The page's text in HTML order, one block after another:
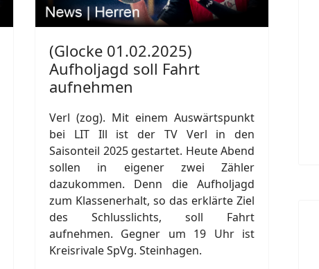
(Glocke 01.02.2025)
Aufholjagd soll Fahrt
aufnehmen
Verl (zog). Mit einem Auswärtspunkt
bei LIT Ill ist der TV Verl in den
Saisonteil 2025 gestartet. Heute Abend
sollen in eigener zwei Zähler
dazukommen. Denn die Aufholjagd
zum Klassenerhalt, so das erklärte Ziel
des Schlusslichts, soll Fahrt
aufnehmen. Gegner um 19 Uhr ist
Kreisrivale SpVg. Steinhagen.